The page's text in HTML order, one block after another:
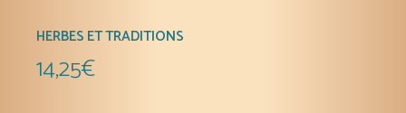
HERBES ET TRADITIONS
14,25€